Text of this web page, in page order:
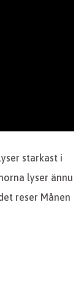
starkast i
lyser ännu
reser Månen